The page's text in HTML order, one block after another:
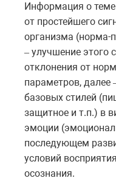
Информация о
от простейшего
организма (норма-
– улучшение этого
отклонения от
параметров, далее
базовых стилей
защитное и т.п.) в
эмоции
последующем
условий
осознания.